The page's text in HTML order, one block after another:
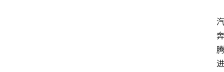
汽
奔
腾
进